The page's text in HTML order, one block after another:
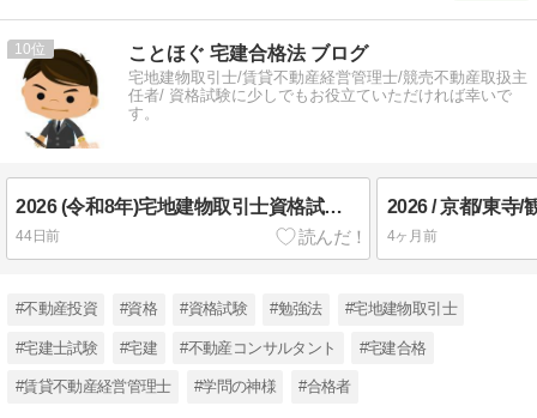
10 ことほぐ 宅建合格法 ブログ
宅地建物取引士/賃貸不動産経営管理士/競売不動産取扱主
任者/ 資格試験に少しでもお役立ていただければ幸いで
す。
2026 (令和8年)宅地建物取引士資格試験 得点開示の時代へ
44日前 4ヶ月前
#不動産投資 #資格 #資格試験 #勉強法 #宅地建物取引士
#宅建士試験 #宅建 #不動産コンサルタント #宅建合格
#賃貸不動産経営管理士 #学問の神様 #合格者